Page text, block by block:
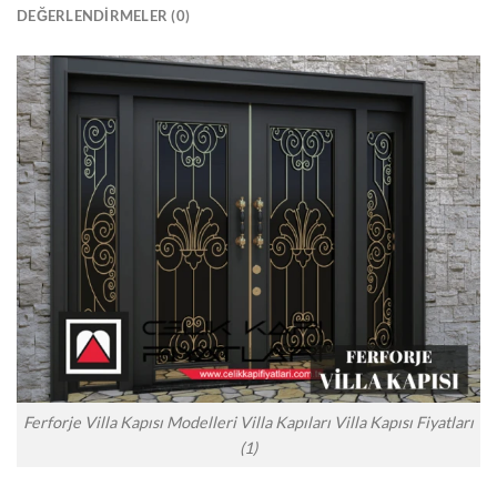
DEĞERLENDIRMELER (0)
Ferforje Villa Kapısı Modelleri Villa Kapıları Villa Kapısı Fiyatları
(1)